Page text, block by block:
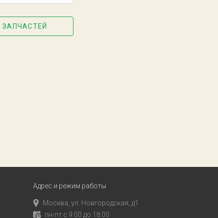
Адрес и режим работы
Москва, ул. Новгородская, д1
пн-пт с 9:00 до 18:00